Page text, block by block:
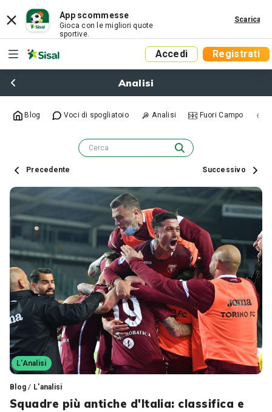
App scommesse
Gioca con le migliori quote
sportive.
Scarica
Accedi Registrati
Analisi
Blog Voci di spogliatoio Analisi Fuori Campo
Precedente Successivo
L'Analisi
Blog / L'analisi
Squadre più antiche d'Italia: classifica e